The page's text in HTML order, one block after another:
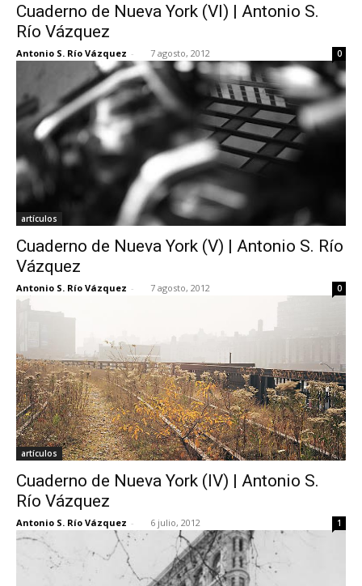
Cuaderno de Nueva York (VI) | Antonio S.
Río Vázquez
Antonio S. Río Vázquez - 7 agosto, 2012 0
artículos
Cuaderno de Nueva York (V) | Antonio S. Río
Vázquez
Antonio S. Río Vázquez - 7 agosto, 2012 0
artículos
Cuaderno de Nueva York (IV) | Antonio S.
Río Vázquez
Antonio S. Río Vázquez - 6 julio, 2012 1